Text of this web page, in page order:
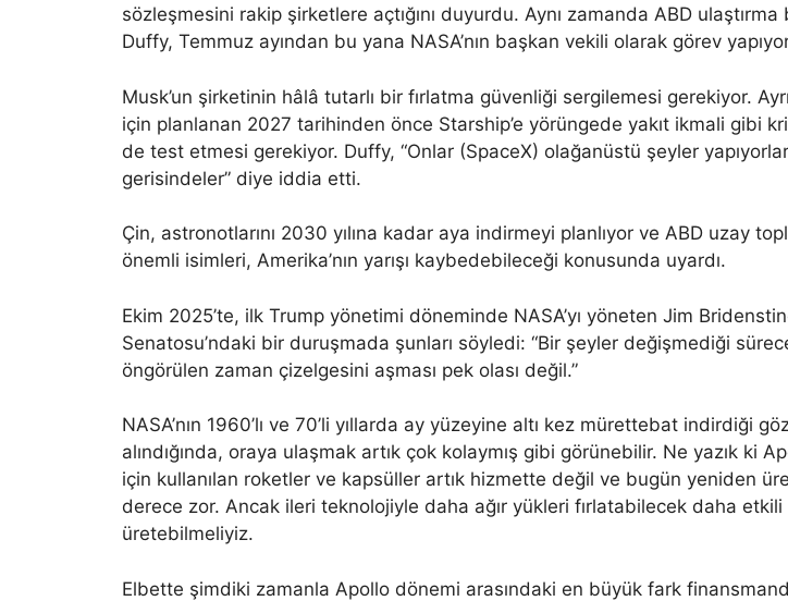
sözleşmesini rakip şirketlere açtığını duyurdu. Aynı zamanda ABD ulaştırma
Duffy, Temmuz ayından bu yana NASA’nın başkan vekili olarak görev
Musk’un şirketinin hâlâ tutarlı bir fırlatma güvenliği sergilemesi gerekiyor.
için planlanan 2027 tarihinden önce Starship’e yörüngede yakıt ikmali gibi
de test etmesi gerekiyor. Duffy, “Onlar (SpaceX) olağanüstü şeyler
gerisindeler” diye iddia etti.
Çin, astronotlarını 2030 yılına kadar aya indirmeyi planlıyor ve ABD uzay
önemli isimleri, Amerika’nın yarışı kaybedebileceği konusunda uyardı.
Ekim 2025’te, ilk Trump yönetimi döneminde NASA’yı yöneten Jim
Senatosu’ndaki bir duruşmada şunları söyledi: “Bir şeyler değişmediği
öngörülen zaman çizelgesini aşması pek olası değil.”
NASA’nın 1960’lı ve 70’li yıllarda ay yüzeyine altı kez mürettebat indirdiği
alındığında, oraya ulaşmak artık çok kolaymış gibi görünebilir. Ne yazık ki
için kullanılan roketler ve kapsüller artık hizmette değil ve bugün yeniden
derece zor. Ancak ileri teknolojiyle daha ağır yükleri fırlatabilecek daha
üretebilmeliyiz.
Elbette şimdiki zamanla Apollo dönemi arasındaki en büyük fark